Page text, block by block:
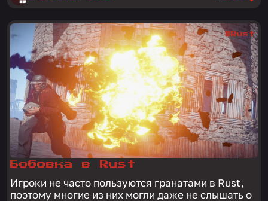
Бобовка в Rust
Игроки не часто пользуются гранатами в Rust,
поэтому многие из них могли даже не слышать о
#Rust